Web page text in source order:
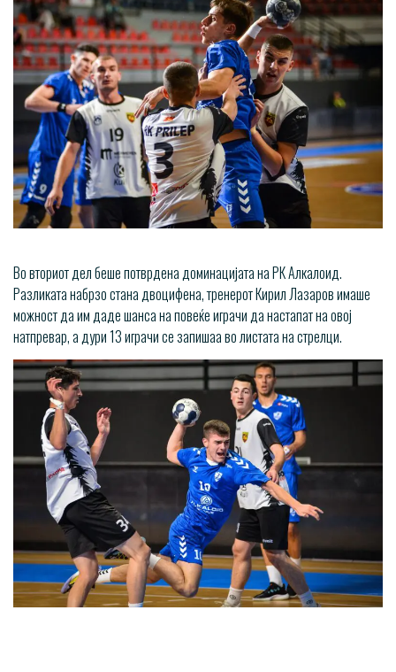
Во вториот дел беше потврдена доминацијата на РК Алкалоид.
Разликата набрзо стана двоцифена, тренерот Кирил Лазаров имаше
можност да им даде шанса на повеќе играчи да настапат на овој
натпревар, а дури 13 играчи се запишаа во листата на стрелци.